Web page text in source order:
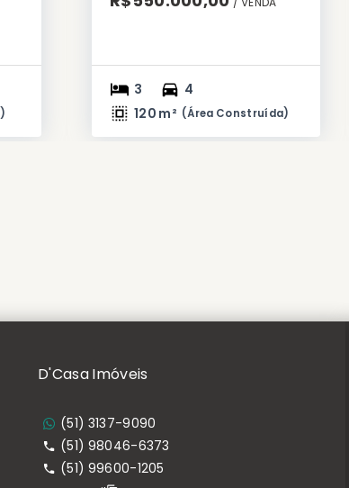
)
3
4
120 m² (Área Construída)
D'Casa Imóveis
(51) 3137-9090
(51) 98046-6373
(51) 99600-1205